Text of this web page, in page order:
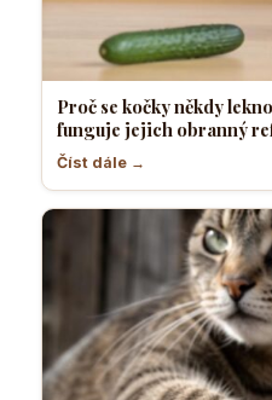
Proč se kočky někdy
funguje jejich obranný
Číst dále →